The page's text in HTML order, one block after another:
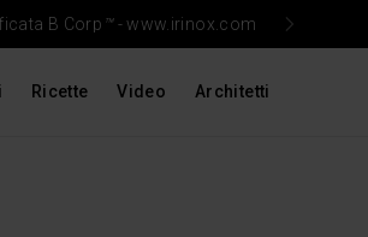
B Corp ™-www.irinox.com
Ricette Video Architetti